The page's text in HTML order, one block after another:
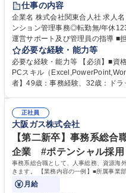
仕事の内容
企業名 株式会社関東合人社 求人名 未経験・ベテラン歓迎【お茶の水】マ
ンション管理事務◎転勤無/年休123日 仕事の内容 ■マンション管理
運営サポート及び管理員の指導 ■
事務所内での事務業務等 ★異業界
【年収補足】532万円 ＋別途イン
実績） ＋管理業務主任者資格手
人社計画研究所社のグループ会社
無/年休123日
必要な経験・能力等
必要な経験・能力等 【必須】■資
PCスキル（Excel,PowerPoint,Word） ■積極的に行動できる方
者】49歳：事務経験、32歳：ドラッグストア
得出来ております！ 【魅力】■フ
を一律支給！ ■管理業務主任者資格取得後には50,000円/月の手当あり！
学歴・資格 学歴：大学院 大学 高
一種運転免許普通自動車
正社員
大阪ガス株式会社
【第二新卒】事務系総
企業 #ポテンシャル採用
事務系総合職として、人事総務、資源海
きます。 【業務内容の一例】■所属事業
門の企画スタッフ、ルート営業
月給